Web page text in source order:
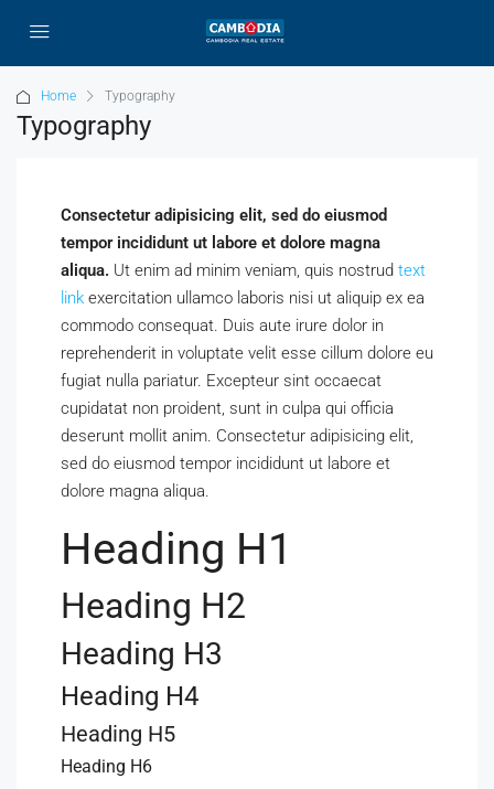
Home Typography
Typography
Consectetur adipisicing elit, sed do eiusmod
tempor incididunt ut labore et dolore magna
aliqua. Ut enim ad minim veniam, quis nostrud text
link exercitation ullamco laboris nisi ut aliquip ex ea
commodo consequat. Duis aute irure dolor in
reprehenderit in voluptate velit esse cillum dolore eu
fugiat nulla pariatur. Excepteur sint occaecat
cupidatat non proident, sunt in culpa qui officia
deserunt mollit anim. Consectetur adipisicing elit,
sed do eiusmod tempor incididunt ut labore et
dolore magna aliqua.
Heading H1
Heading H2
Heading H3
Heading H4
Heading H5
Heading H6